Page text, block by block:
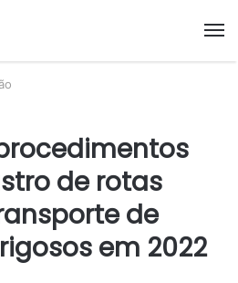
de rotas
de
em 2022